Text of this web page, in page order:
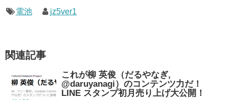
電池 jz5ver1
関連記事
これが柳 英俊（だるやなぎ,
@daruyanagi）のコンテンツ力だ！
LINE スタンプ初月売り上げ大公開！